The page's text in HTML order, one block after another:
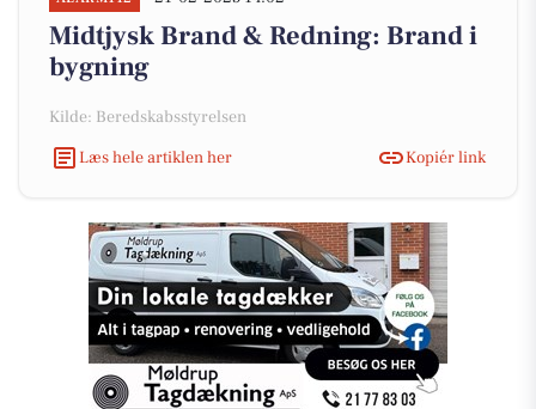
Midtjysk Brand & Redning: Brand i
bygning
Kilde: Beredskabsstyrelsen
Læs hele artiklen her
Kopiér link